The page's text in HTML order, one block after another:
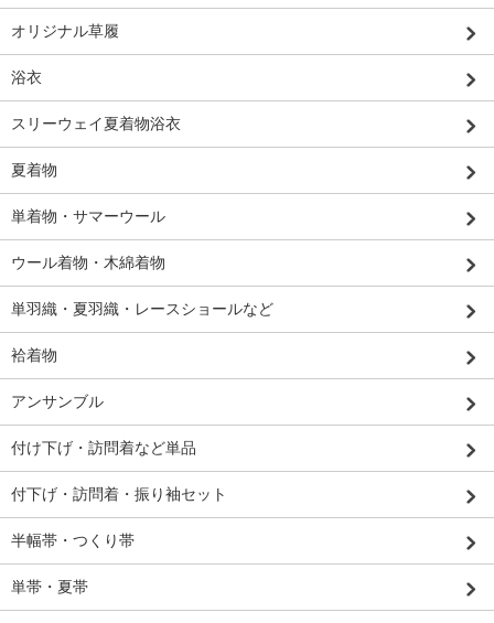
オリジナル草履
浴衣
スリーウェイ夏着物浴衣
夏着物
単着物・サマーウール
ウール着物・木綿着物
単羽織・夏羽織・レースショールなど
袷着物
アンサンブル
付け下げ・訪問着など単品
付下げ・訪問着・振り袖セット
半幅帯・つくり帯
単帯・夏帯